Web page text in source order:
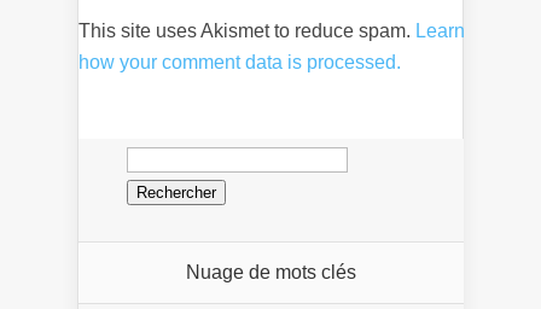
This site uses Akismet to reduce spam. Learn
how your comment data is processed.
Rechercher :
Nuage de mots clés